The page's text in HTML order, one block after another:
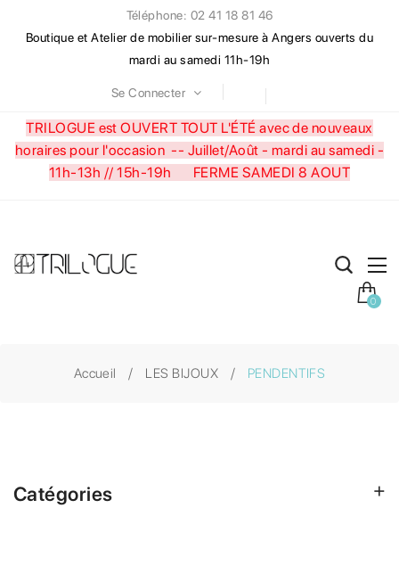
Téléphone: 02 41 18 81 46
Boutique et Atelier de mobilier sur-mesure à Angers ouverts du
mardi au samedi 11h-19h
Se Connecter
TRILOGUE est OUVERT TOUT L'ÉTÉ avec de nouveaux
horaires pour l'occasion -- Juillet/Août - mardi au samedi -
11h-13h // 15h-19h FERME SAMEDI 8 AOUT
0
Accueil LES BIJOUX PENDENTIFS
Catégories